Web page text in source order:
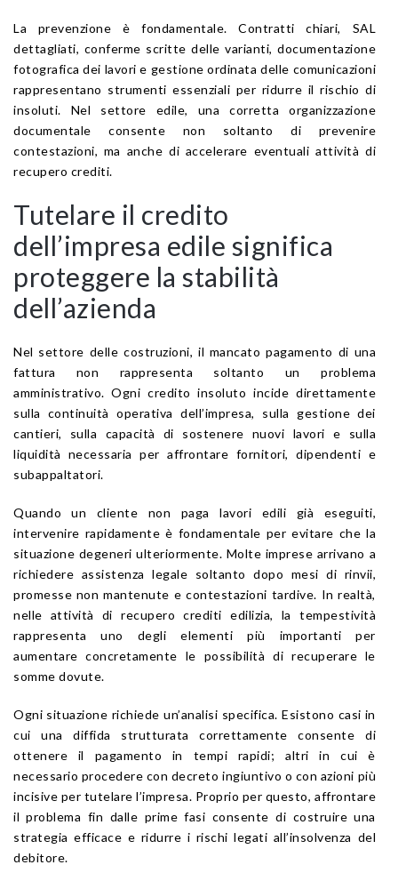
La prevenzione è fondamentale. Contratti chiari, SAL
dettagliati, conferme scritte delle varianti, documentazione
fotografica dei lavori e gestione ordinata delle comunicazioni
rappresentano strumenti essenziali per ridurre il rischio di
insoluti. Nel settore edile, una corretta organizzazione
documentale consente non soltanto di prevenire
contestazioni, ma anche di accelerare eventuali attività di
recupero crediti.
Tutelare il credito
dell’impresa edile significa
proteggere la stabilità
dell’azienda
Nel settore delle costruzioni, il mancato pagamento di una
fattura non rappresenta soltanto un problema
amministrativo. Ogni credito insoluto incide direttamente
sulla continuità operativa dell’impresa, sulla gestione dei
cantieri, sulla capacità di sostenere nuovi lavori e sulla
liquidità necessaria per affrontare fornitori, dipendenti e
subappaltatori.
Quando un cliente non paga lavori edili già eseguiti,
intervenire rapidamente è fondamentale per evitare che la
situazione degeneri ulteriormente. Molte imprese arrivano a
richiedere assistenza legale soltanto dopo mesi di rinvii,
promesse non mantenute e contestazioni tardive. In realtà,
nelle attività di recupero crediti edilizia, la tempestività
rappresenta uno degli elementi più importanti per
aumentare concretamente le possibilità di recuperare le
somme dovute.
Ogni situazione richiede un’analisi specifica. Esistono casi in
cui una diffida strutturata correttamente consente di
ottenere il pagamento in tempi rapidi; altri in cui è
necessario procedere con decreto ingiuntivo o con azioni più
incisive per tutelare l’impresa. Proprio per questo, affrontare
il problema fin dalle prime fasi consente di costruire una
strategia efficace e ridurre i rischi legati all’insolvenza del
debitore.